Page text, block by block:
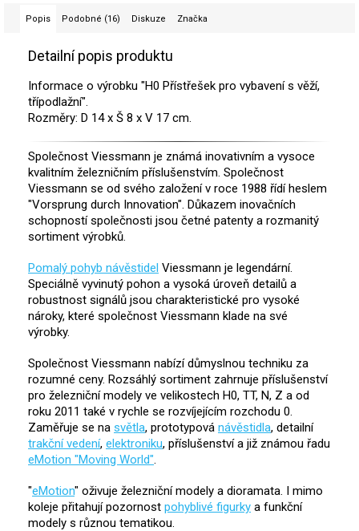
Popis Podobné (16) Diskuze Značka
Detailní popis produktu
Informace o výrobku "H0 Přístřešek pro vybavení s věží,
třípodlažní".
Rozměry: D 14 x Š 8 x V 17 cm.
Společnost Viessmann je známá inovativním a vysoce
kvalitním železničním příslušenstvím. Společnost
Viessmann se od svého založení v roce 1988 řídí heslem
"Vorsprung durch Innovation". Důkazem inovačních
schopností společnosti jsou četné patenty a rozmanitý
sortiment výrobků.
Pomalý pohyb návěstidel Viessmann je legendární.
Speciálně vyvinutý pohon a vysoká úroveň detailů a
robustnost signálů jsou charakteristické pro vysoké
nároky, které společnost Viessmann klade na své
výrobky.
Společnost Viessmann nabízí důmyslnou techniku za
rozumné ceny. Rozsáhlý sortiment zahrnuje příslušenství
pro železniční modely ve velikostech H0, TT, N, Z a od
roku 2011 také v rychle se rozvíjejícím rozchodu 0.
Zaměřuje se na světla, prototypová návěstidla, detailní
trakční vedení, elektroniku, příslušenství a již známou řadu
eMotion "Moving World"
"eMotion" oživuje železniční modely a dioramata. I mimo
koleje přitahují pozornost pohyblivé figurky a funkční
modely s různou tematikou.